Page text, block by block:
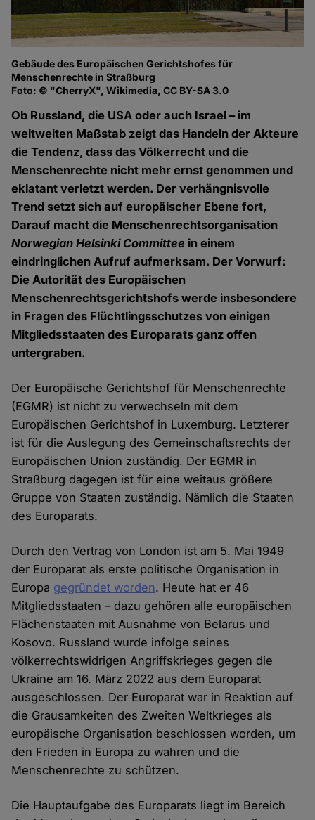
Gebäude des Europäischen Gerichtshofes für
Menschenrechte in Straßburg
Foto: © "CherryX", Wikimedia, CC BY-SA 3.0
Ob Russland, die USA oder auch Israel – im
weltweiten Maßstab zeigt das Handeln der Akteure
die Tendenz, dass das Völkerrecht und die
Menschenrechte nicht mehr ernst genommen und
eklatant verletzt werden. Der verhängnisvolle
Trend setzt sich auf europäischer Ebene fort,
Darauf macht die Menschenrechtsorganisation
Norwegian Helsinki Committee in einem
eindringlichen Aufruf aufmerksam. Der Vorwurf:
Die Autorität des Europäischen
Menschenrechtsgerichtshofs werde insbesondere
in Fragen des Flüchtlingsschutzes von einigen
Mitgliedsstaaten des Europarats ganz offen
untergraben.
Der Europäische Gerichtshof für Menschenrechte
(EGMR) ist nicht zu verwechseln mit dem
Europäischen Gerichtshof in Luxemburg. Letzterer
ist für die Auslegung des Gemeinschaftsrechts der
Europäischen Union zuständig. Der EGMR in
Straßburg dagegen ist für eine weitaus größere
Gruppe von Staaten zuständig. Nämlich die Staaten
des Europarats.
Durch den Vertrag von London ist am 5. Mai 1949
der Europarat als erste politische Organisation in
Europa gegründet worden. Heute hat er 46
Mitgliedsstaaten – dazu gehören alle europäischen
Flächenstaaten mit Ausnahme von Belarus und
Kosovo. Russland wurde infolge seines
völkerrechtswidrigen Angriffskrieges gegen die
Ukraine am 16. März 2022 aus dem Europarat
ausgeschlossen. Der Europarat war in Reaktion auf
die Grausamkeiten des Zweiten Weltkrieges als
europäische Organisation beschlossen worden, um
den Frieden in Europa zu wahren und die
Menschenrechte zu schützen.
Die Hauptaufgabe des Europarats liegt im Bereich